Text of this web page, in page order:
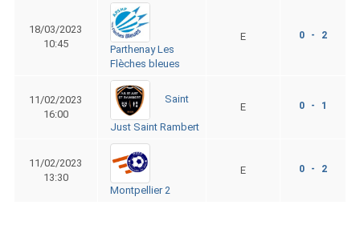
18/03/2023
10:45
Parthenay Les
Flèches bleues
E 0 - 2
11/02/2023
16:00
Saint
Just Saint Rambert
E 0 - 1
11/02/2023
13:30
Montpellier 2
E 0 - 2